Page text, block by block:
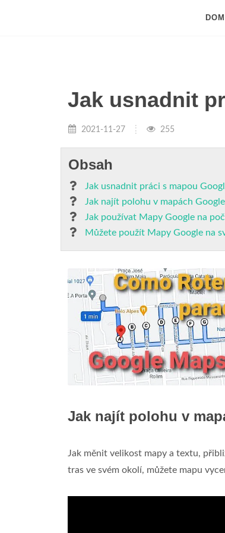
Jak usnadnit
2021-11-27 255
Obsah
Jak usnadnit práci s mapou
Jak najít polohu v mapách
Jak používat Mapy Google na
Můžete použít Mapy Google na
Jak najít polohu v
Jak měnit velikost mapy a textu,
tras ve svém okolí, můžete mapu